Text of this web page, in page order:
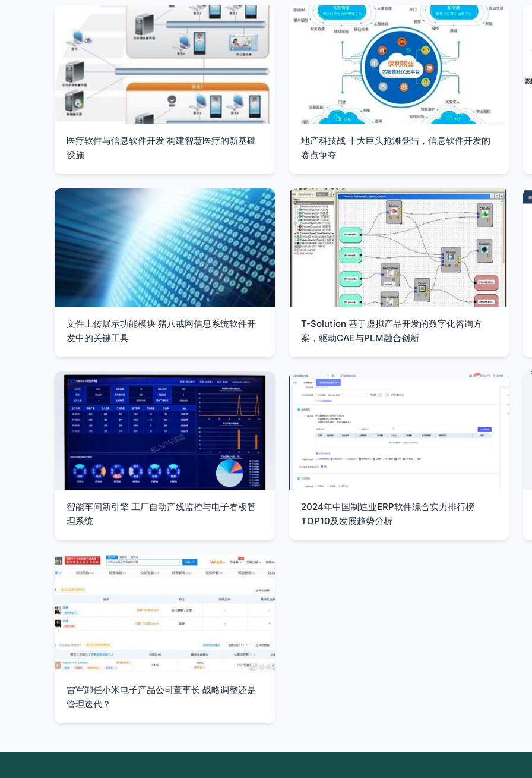
医疗软件与信息软件开发 构建智慧医疗的新基础
设施
地产科技战 十大巨头抢滩登陆，信息软件开发的
赛点争夺
文件上传展示功能模块 猪八戒网信息系统软件开
发中的关键工具
T-Solution 基于虚拟产品开发的数字化咨询方
案，驱动CAE与PLM融合创新
智能车间新引擎 工厂自动产线监控与电子看板管
理系统
2024年中国制造业ERP软件综合实力排行榜
TOP10及发展趋势分析
雷军卸任小米电子产品公司董事长 战略调整还是
管理迭代？